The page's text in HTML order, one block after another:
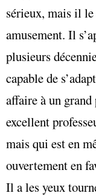
sérieux, mais il
amusement. Il
plusieurs
capable de
affaire à un
excellent
mais qui est en
ouvertement en
Il a les yeux